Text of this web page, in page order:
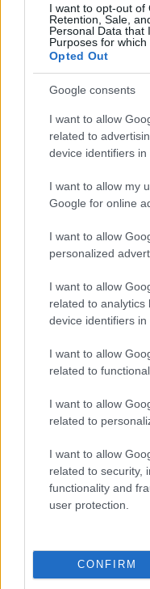
I want to opt-out of
Retention, Sale,
Personal Data that
Purposes for which
Opted Out
Google consents
I want to allow
related to
device identifiers in
I want to allow my
Google for online
I want to allow
personalized
I want to allow
related to analytics
device identifiers in
I want to allow
related to
I want to allow
related to
I want to allow
related to security,
functionality and
user protection.
CONFIRM
A nő közelebb lépett,
„Napok óta kereslek”
hogy megmentettél.”
„Nem pénzért
„Tudom. Pont ezért
Elmondta, mi történt
baba épp időben jött
„Nem lennék itt
Ethan a cipőjét nézte,
„Csak nem akartam,
„Szeretnénk segíteni
Ethan elbizonytalanodott.
„Milyen segítséget?”